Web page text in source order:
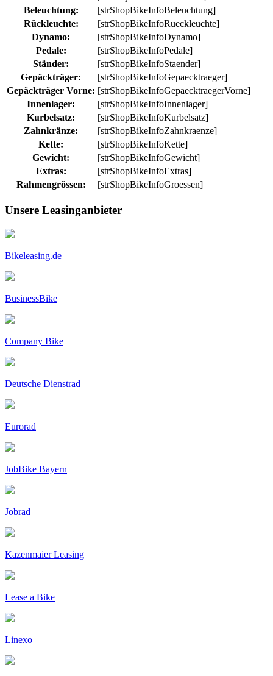
Beleuchtung:
[strShopBikeInfoBeleuchtung]
Rückleuchte:
[strShopBikeInfoRueckleuchte]
Dynamo:
[strShopBikeInfoDynamo]
Pedale:
[strShopBikeInfoPedale]
Ständer:
[strShopBikeInfoStaender]
Gepäckträger:
[strShopBikeInfoGepaecktraeger]
Gepäckträger Vorne: [strShopBikeInfoGepaecktraegerVorne]
Innenlager:
[strShopBikeInfoInnenlager]
Kurbelsatz:
[strShopBikeInfoKurbelsatz]
Zahnkränze:
[strShopBikeInfoZahnkraenze]
Kette:
[strShopBikeInfoKette]
Gewicht:
[strShopBikeInfoGewicht]
Extras:
[strShopBikeInfoExtras]
Rahmengrössen:
[strShopBikeInfoGroessen]
Unsere Leasinganbieter
Bikeleasing.de
BusinessBike
Company Bike
Deutsche Dienstrad
Eurorad
JobBike Bayern
Jobrad
Kazenmaier Leasing
Lease a Bike
Linexo